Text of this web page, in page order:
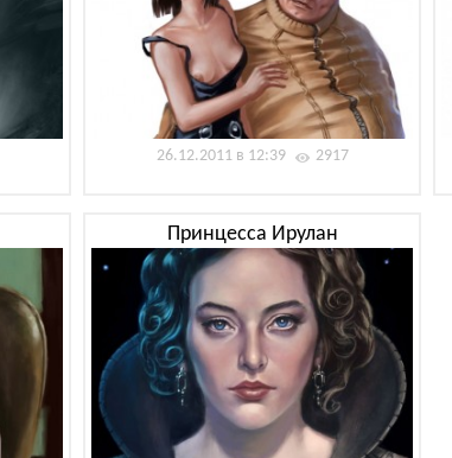
26.12.2011 в 12:39 2917
Принцесса Ирулан